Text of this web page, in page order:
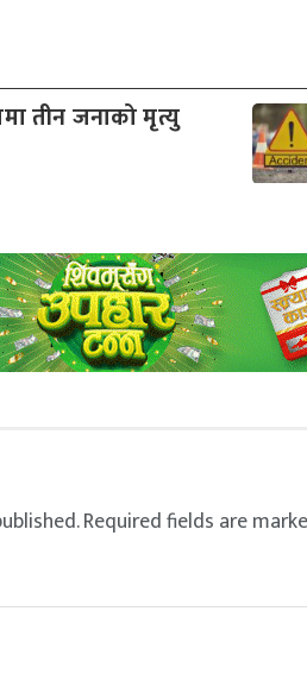
तीन जनाको मृत्यु
Required fields are